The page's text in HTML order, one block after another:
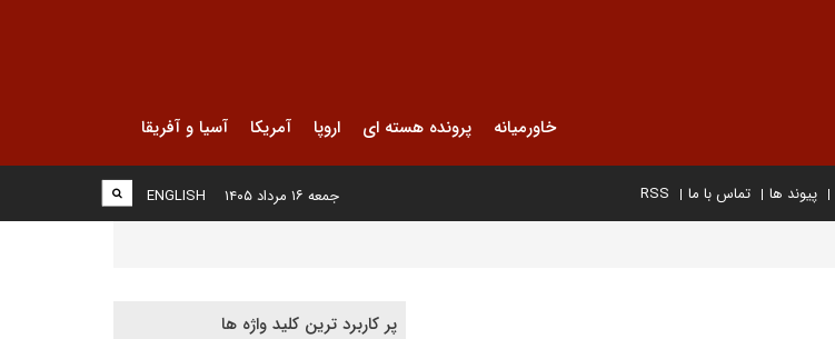
خاورمیانه پرونده هسته ای اروپا آمریکا آسیا و آفریقا
پیوند ها تماس با ما RSS
ENGLISH جمعه ۱۶ مرداد ۱۴۰۵
پر کاربرد ترین کلید واژه ها